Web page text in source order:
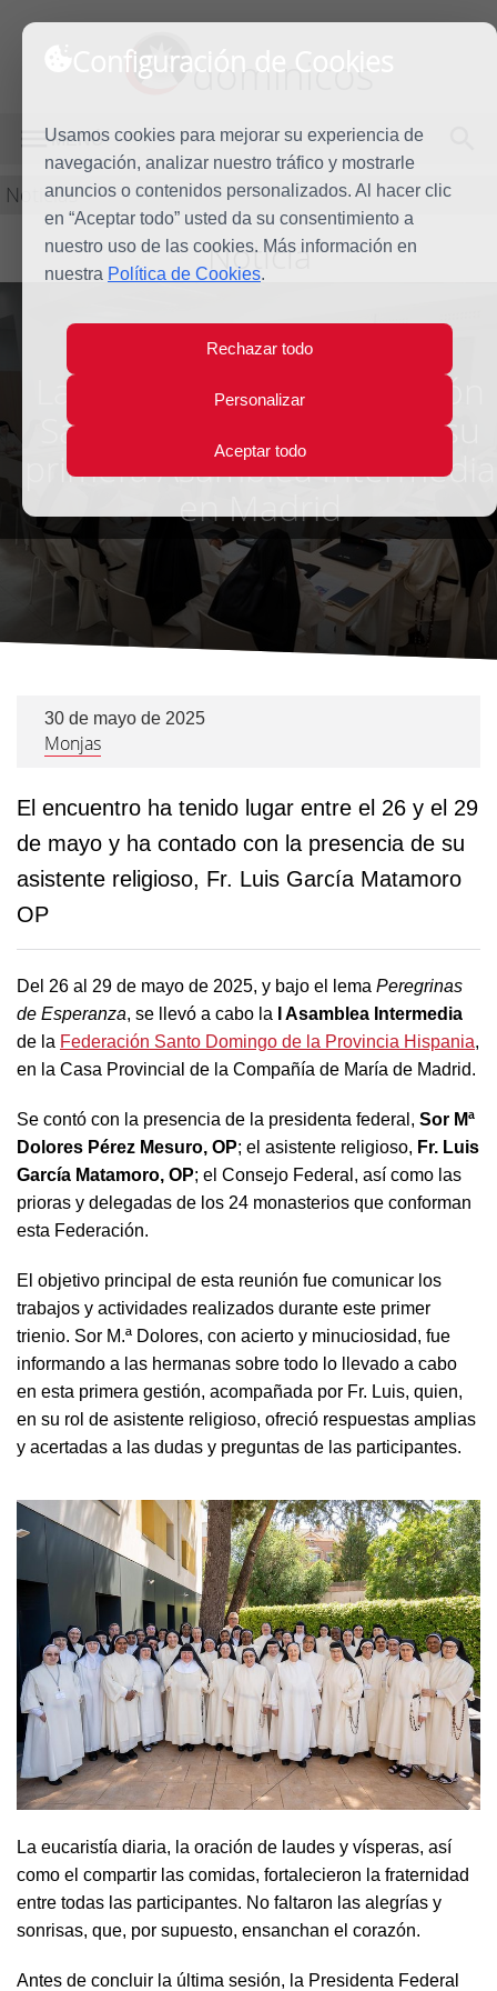
Configuración de Cookies
Usamos cookies para mejorar su experiencia de
navegación, analizar nuestro tráfico y mostrarle
anuncios o contenidos personalizados. Al hacer clic
en “Aceptar todo” usted da su consentimiento a
nuestro uso de las cookies. Más información en
nuestra Política de Cookies.
Rechazar todo
Personalizar
Aceptar todo
dominicos
MENÚ
Noticias
Noticia
Las monjas de la Federación
Santo Domingo celebran su
primera Asamblea Intermedia
en Madrid
30 de mayo de 2025
Monjas
El encuentro ha tenido lugar entre el 26 y el 29
de mayo y ha contado con la presencia de su
asistente religioso, Fr. Luis García Matamoro
OP
Del 26 al 29 de mayo de 2025, y bajo el lema Peregrinas
de Esperanza, se llevó a cabo la
I Asamblea Intermedia
de la Federación Santo Domingo de la Provincia Hispania,
en la Casa Provincial de la Compañía de María de Madrid.
Se contó con la presencia de la presidenta federal, Sor Mª
Dolores Pérez Mesuro, OP; el asistente religioso, Fr. Luis
García Matamoro, OP; el Consejo Federal, así como las
prioras y delegadas de los 24 monasterios que conforman
esta Federación.
El objetivo principal de esta reunión fue comunicar los
trabajos y actividades realizados durante este primer
trienio. Sor M.ª Dolores, con acierto y minuciosidad, fue
informando a las hermanas sobre todo lo llevado a cabo
en esta primera gestión, acompañada por Fr. Luis, quien,
en su rol de asistente religioso, ofreció respuestas amplias
y acertadas a las dudas y preguntas de las participantes.
La eucaristía diaria, la oración de laudes y vísperas, así
como el compartir las comidas, fortalecieron la fraternidad
entre todas las participantes. No faltaron las alegrías y
sonrisas, que, por supuesto, ensanchan el corazón.
Antes de concluir la última sesión, la Presidenta Federal